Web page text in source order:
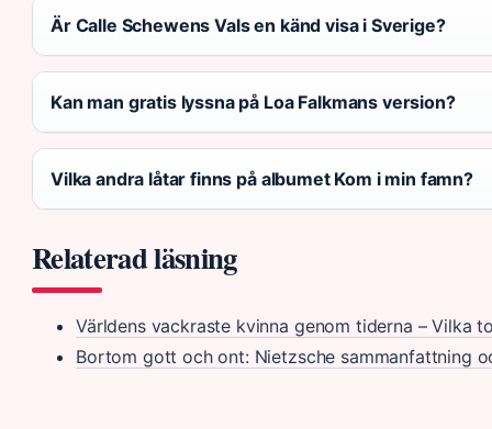
Är Calle Schewens Vals en känd visa i Sverige?
Kan man gratis lyssna på Loa Falkmans version?
Vilka andra låtar finns på albumet Kom i min famn?
Relaterad läsning
Världens vackraste kvinna genom tiderna – Vilka
Bortom gott och ont: Nietzsche sammanfattning